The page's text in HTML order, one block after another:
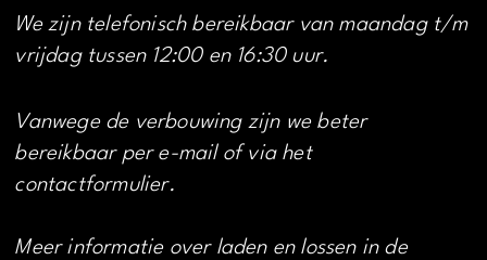
We zijn telefonisch bereikbaar van maandag t/m
vrijdag tussen 12:00 en 16:30 uur.
Vanwege de verbouwing zijn we beter
bereikbaar per e-mail of via het
contactformulier.
Meer informatie over laden en lossen in de